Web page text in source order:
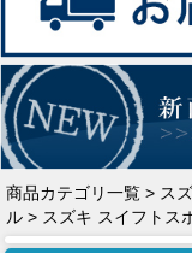
商品カテゴリ一覧 > ス
ル > スズキ スイフトス